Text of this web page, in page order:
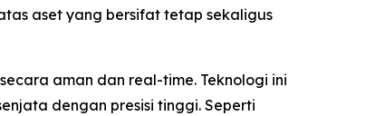
aset yang bersifat tetap sekaligus
aman dan real-time. Teknologi ini
dengan presisi tinggi. Seperti